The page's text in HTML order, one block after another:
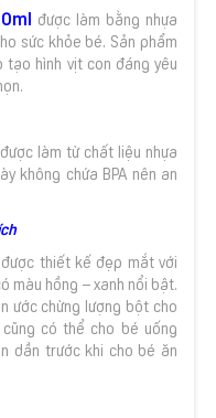
được làm bằng nhựa
sức khỏe bé. Sản phẩm
hình vịt con đáng yêu
được làm từ chất liệu nhựa
không chứa BPA nên an
được thiết kế đẹp mắt với
màu hồng – xanh nổi bật.
ước chừng lượng bột cho
có thể cho bé uống
dần trước khi cho bé ăn